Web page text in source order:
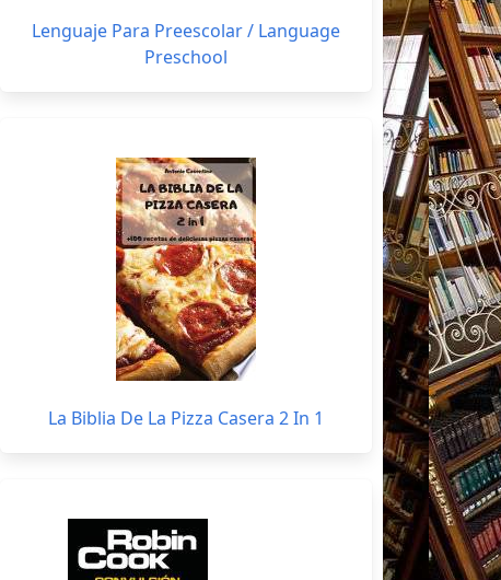
Lenguaje Para Preescolar / Language
Preschool
La Biblia De La Pizza Casera 2 In 1